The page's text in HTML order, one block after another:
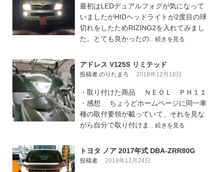
最初はLEDデュアルフォグが気になって
いましたがHIDヘッドライトが2度目の球
切れをしたためRIZING2を入れてみまし
た。とても良かったの.. 続きを見る
アドレス V125S リミテッド
投稿者 のりたまろ 2018年12月18日
・取り付けた商品 ＮＥＯＬ ＰＨ１１
・感想 ちょうどホームページに同一車
種の取付要領が載っていて、それを見な
がら自分で取り付けま.. 続きを見る
トヨタ ノア 2017年式 DBA-ZRR80G
投稿者 2018年11月24日